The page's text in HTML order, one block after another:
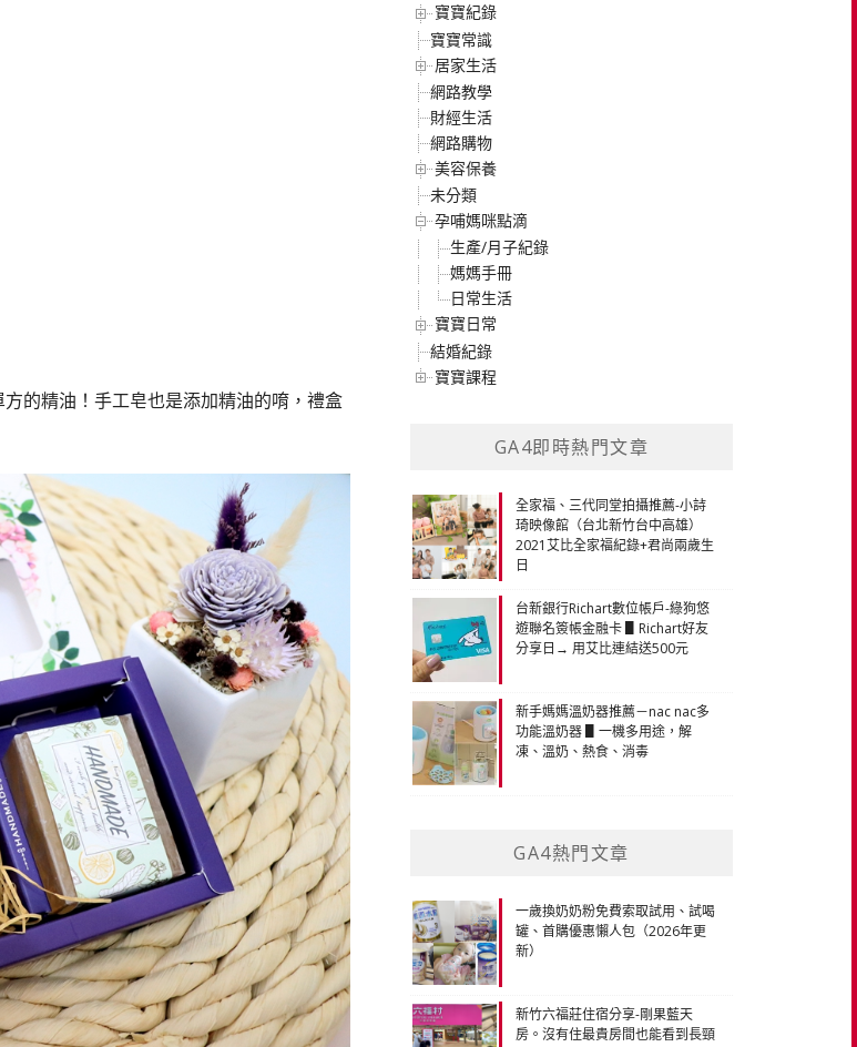
的精油！手工皂也是添加精油的唷，禮盒
寶寶紀錄
寶寶常識
居家生活
網路教學
財經生活
網路購物
美容保養
未分類
孕哺媽咪點滴
生產/月子紀錄
媽媽手冊
日常生活
寶寶日常
結婚紀錄
寶寶課程
GA4即時熱門文章
全家福、三代同堂拍攝推薦-小詩
琦映像館（台北新竹台中高雄）
2021艾比全家福紀錄+君尚兩歲生
日
台新銀行Richart數位帳戶-綠狗悠
遊聯名簽帳金融卡 ▋Richart好友
分享日→ 用艾比連結送500元
新手媽媽溫奶器推薦－nac nac多
功能溫奶器 ▋一機多用途，解
凍、溫奶、熱食、消毒
GA4熱門文章
一歲換奶奶粉免費索取試用、試喝
罐、首購優惠懶人包（2026年更
新）
新竹六福莊住宿分享-剛果藍天
房。沒有住最貴房間也能看到長頸